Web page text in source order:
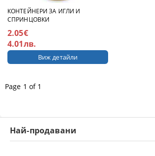
КОНТЕЙНЕРИ ЗА ИГЛИ И
СПРИНЦОВКИ
2.05€
4.01лв.
Виж детайли
Page 1 of 1
Най-продавани